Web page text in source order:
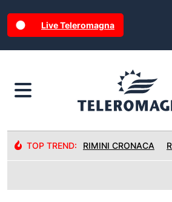
Live Teleromagna
TOP TREND: RIMINI CRONACA